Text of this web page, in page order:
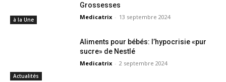
à la Une
Grossesses
Medicatrix - 13 septembre 2024
Actualités
Aliments pour bébés: l’hypocrisie «pur
sucre» de Nestlé
Medicatrix - 2 septembre 2024